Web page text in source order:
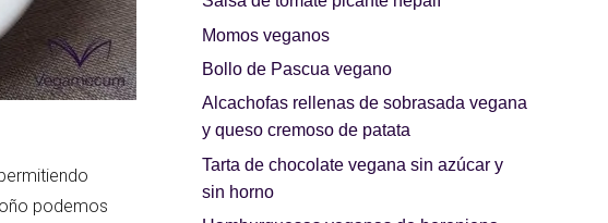
podemos
Momos veganos
Bollo de Pascua vegano
Alcachofas rellenas de sobrasada vegana
y queso cremoso de patata
Tarta de chocolate vegana sin azúcar y
sin horno